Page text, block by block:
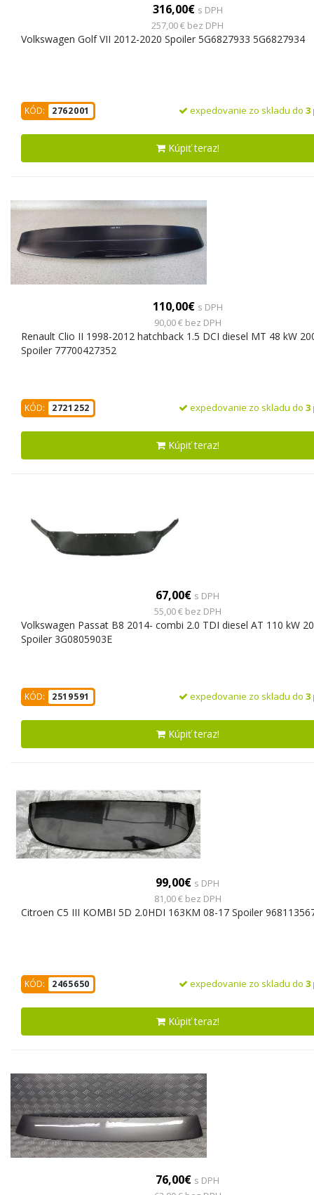
316,00€ s DPH
257,00 € bez DPH
Volkswagen Golf VII 2012-2020 Spoiler 5G6827933 5G6827934
KÓD: 2762001 expedovanie zo skladu do 3
Kúpiť teraz!
110,00€ s DPH
90,00 € bez DPH
Renault Clio II 1998-2012 hatchback 1.5 DCI diesel MT 48 kW
Spoiler 77700427352
KÓD: 2721252 expedovanie zo skladu do 3
Kúpiť teraz!
67,00€ s DPH
55,00 € bez DPH
Volkswagen Passat B8 2014- combi 2.0 TDI diesel AT 110 kW
Spoiler 3G0805903E
KÓD: 2519591 expedovanie zo skladu do 3
Kúpiť teraz!
99,00€ s DPH
81,00 € bez DPH
Citroen C5 III KOMBI 5D 2.0HDI 163KM 08-17 Spoiler
KÓD: 2465650 expedovanie zo skladu do 3
Kúpiť teraz!
76,00€ s DPH